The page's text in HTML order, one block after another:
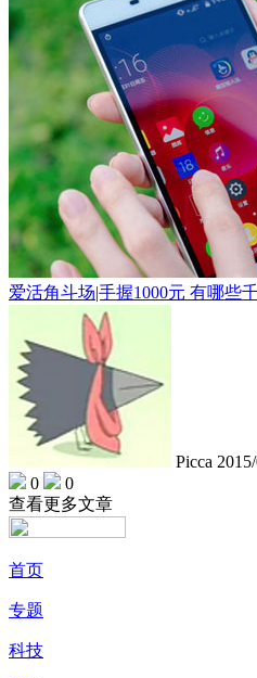
爱活角斗场|手握1000元 有哪些
Picca
0
0
查看更多文章
首页
专题
科技